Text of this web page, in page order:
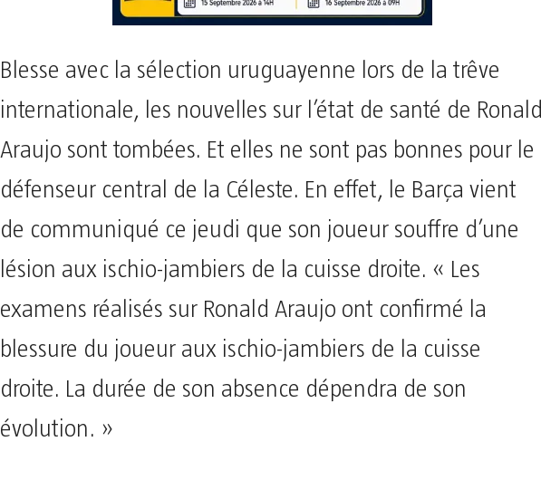
Blesse avec la sélection uruguayenne lors de la trêve
internationale, les nouvelles sur l’état de santé de Ronald
Araujo sont tombées. Et elles ne sont pas bonnes pour le
défenseur central de la Céleste. En effet, le Barça vient
de communiqué ce jeudi que son joueur souffre d’une
lésion aux ischio-jambiers de la cuisse droite. « Les
examens réalisés sur Ronald Araujo ont confirmé la
blessure du joueur aux ischio-jambiers de la cuisse
droite. La durée de son absence dépendra de son
évolution. »